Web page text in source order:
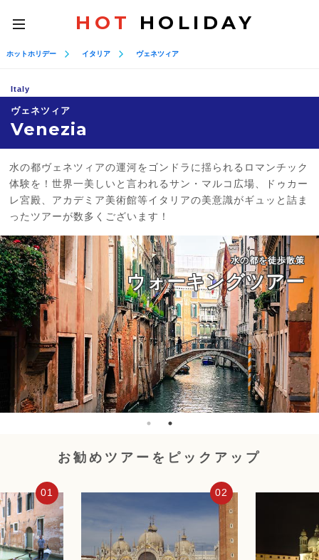
toggle
navigation
HOT HOLIDAY
ホットホリデー イタリア ヴェネツィア
Italy
ヴェネツィア
Venezia
水の都ヴェネツィアの運河をゴンドラに揺られるロマンチック
体験を！世界一美しいと言われるサン・マルコ広場、ドゥカー
レ宮殿、アカデミア美術館等イタリアの美意識がギュッと詰ま
ったツアーが数多くございます！
水の都を徒歩散策
ウォーキングツアー
お勧めツアーをピックアップ
01 02